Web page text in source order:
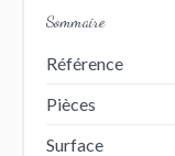
Sommaire
Référence
Pièces
Surface